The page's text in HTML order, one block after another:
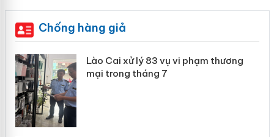
Chống hàng giả
Lào Cai xử lý 83 vụ vi phạm thương
mại trong tháng 7